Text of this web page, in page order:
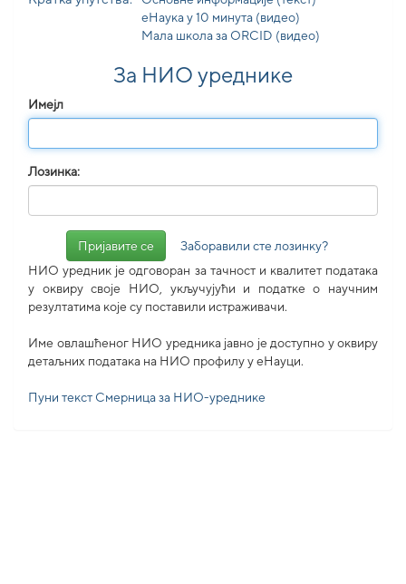
еНаука у 10 минута (видео)
Мала школа за ORCID (видео)
За НИО уреднике
Имејл
Лозинка:
Заборавили сте лозинку?
НИО уредник је одговоран за тачност и квалитет података
у оквиру своје НИО, укључујући и податке о научним
резултатима које су поставили истраживачи.
Име овлашћеног НИО уредника јавно је доступно у оквиру
детаљних података на НИО профилу у еНауци.
Пуни текст Смерница за НИО-уреднике